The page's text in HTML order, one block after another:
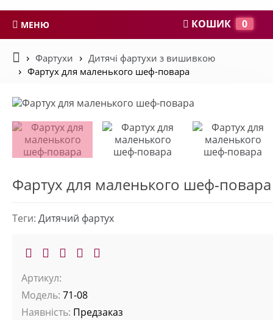
МЕНЮ КОШИК 0
Фартухи
Дитячі фартухи з вишивкою
Фартух для маленького шеф-повара
Фартух для маленького шеф-повара
Теги: Дитячий фартух
Артикул:
Модель: 71-08
Наявність: Предзаказ